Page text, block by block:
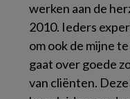
werken aan de
2010. Ieders
om ook de mijne
gaat over goede
van cliënten.